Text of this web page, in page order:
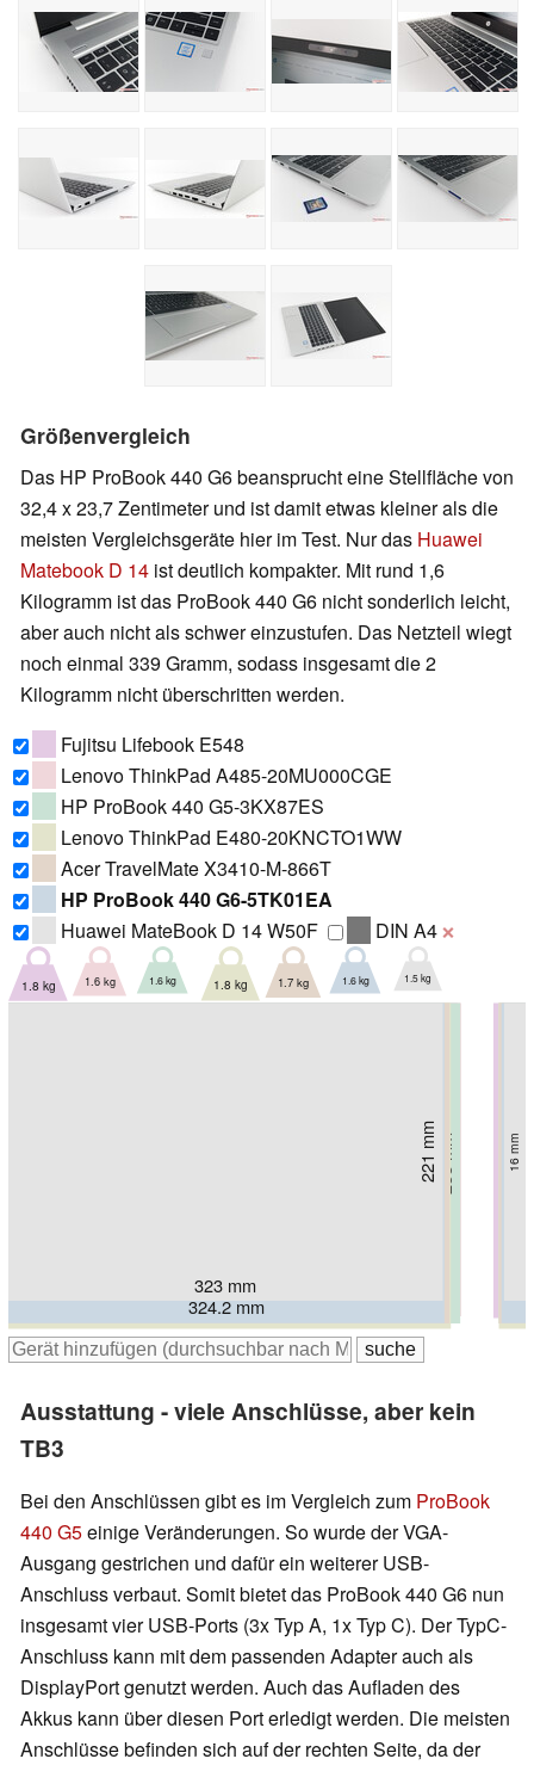
Größenvergleich
Das HP ProBook 440 G6 beansprucht eine Stellfläche von
32,4 x 23,7 Zentimeter und ist damit etwas kleiner als die
meisten Vergleichsgeräte hier im Test. Nur das Huawei
Matebook D 14 ist deutlich kompakter. Mit rund 1,6
Kilogramm ist das ProBook 440 G6 nicht sonderlich leicht,
aber auch nicht als schwer einzustufen. Das Netzteil wiegt
noch einmal 339 Gramm, sodass insgesamt die 2
Kilogramm nicht überschritten werden.
Fujitsu Lifebook E548
Lenovo ThinkPad A485-20MU000CGE
HP ProBook 440 G5-3KX87ES
Lenovo ThinkPad E480-20KNCTO1WW
Acer TravelMate X3410-M-866T
HP ProBook 440 G6-5TK01EA
Huawei MateBook D 14 W50F
DIN A4 ❌
334 mm
234 mm 24 mm
1.8 kg
336.6 mm
232.5 mm 19.95 mm
1.6 kg
336 mm
238 mm 20 mm
1.6 kg
329 mm
242 mm 19.9 mm
1.8 kg
328 mm
238 mm 19.9 mm
1.7 kg
324.2 mm
237.7 mm 18 mm
1.6 kg
323 mm
221 mm 16 mm
1.5 kg
Ausstattung - viele Anschlüsse, aber kein
TB3
Bei den Anschlüssen gibt es im Vergleich zum ProBook
440 G5einige Veränderungen. So wurde der VGA-
Ausgang gestrichen und dafür ein weiterer USB-
Anschluss verbaut. Somit bietet das ProBook 440 G6 nun
insgesamt vier USB-Ports (3x Typ A, 1x Typ C). Der TypC-
Anschluss kann mit dem passenden Adapter auch als
DisplayPort genutzt werden. Auch das Aufladen des
Akkus kann über diesen Port erledigt werden. Die meisten
Anschlüsse befinden sich auf der rechten Seite, da der